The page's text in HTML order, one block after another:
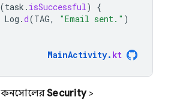
(task . isSuccessful)
{
Log .d(TAG, "Email sent." )
MainActivity. kt
কনসোলেরSecurity>